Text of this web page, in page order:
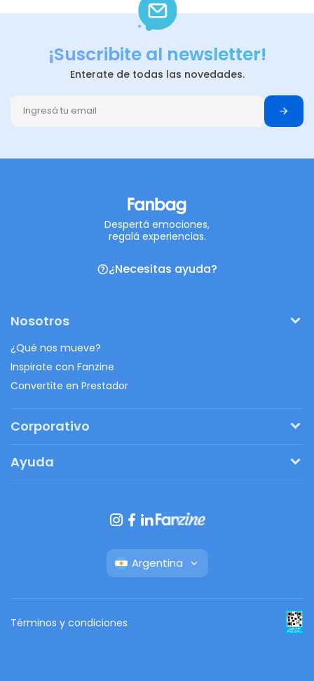
¡Suscribite al newsletter!
Enterate de todas las novedades.
Despertá emociones,
regalá experiencias.
¿Necesitas ayuda?
Nosotros
¿Qué nos mueve?
Inspirate con Fanzine
Convertite en Prestador
Corporativo
Regalos originales
Ayuda
Botón de arrepentimiento
Argentina
Términos y condiciones